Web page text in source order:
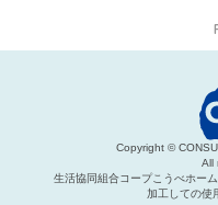
Copyright ©
All
生活協同組合コープこうべホー
加工しての使